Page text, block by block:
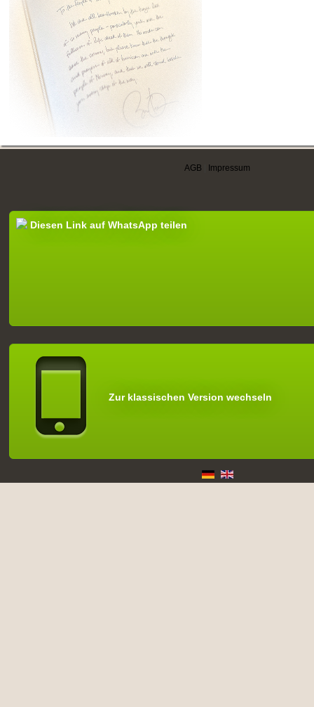
AGB Impressum
Diesen Link auf WhatsApp teilen
Zur klassischen Version wechseln